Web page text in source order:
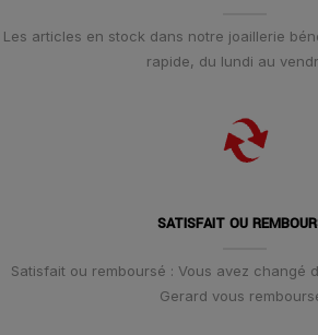
Les articles en stock dans notre joaillerie
rapide, du lundi au
SATISFAIT OU
Satisfait ou remboursé : Vous avez changé
Gerard vous